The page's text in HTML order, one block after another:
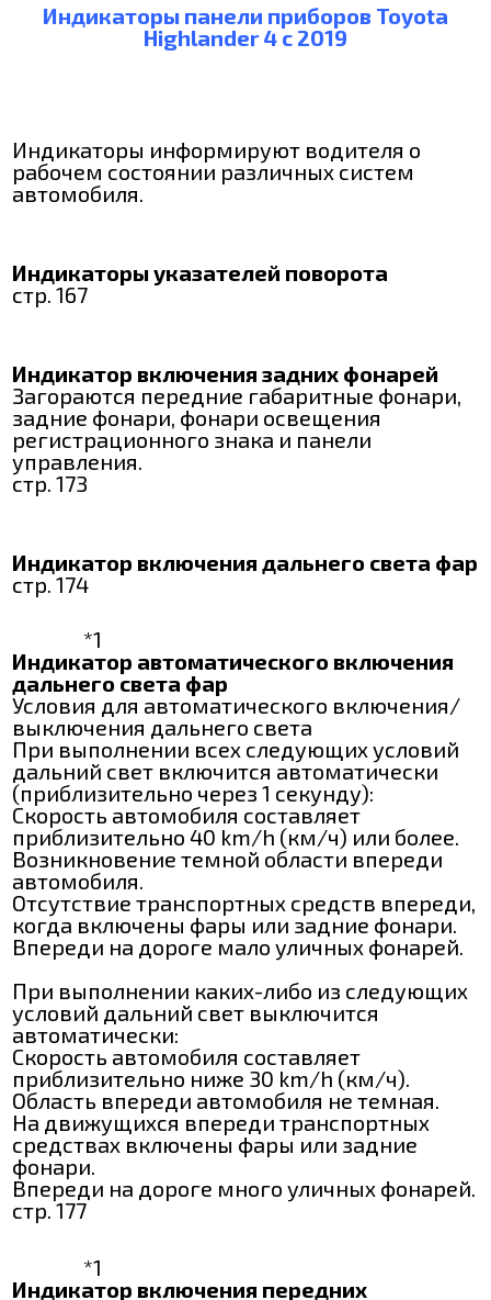
Индикаторы панели приборов Toyota
Highlander 4 с 2019
Индикаторы информируют водителя о
рабочем состоянии различных систем
автомобиля.
Индикаторы указателей поворота
стр. 167
Индикатор включения задних фонарей
Загораются передние габаритные фонари,
задние фонари, фонари освещения
регистрационного знака и панели
управления.
стр. 173
Индикатор включения дальнего света фар
стр. 174
*1
Индикатор автоматического включения
дальнего света фар
Условия для автоматического включения/
выключения дальнего света
При выполнении всех следующих условий
дальний свет включится автоматически
(приблизительно через 1 секунду):
Скорость автомобиля составляет
приблизительно 40 km/h (км/ч) или более.
Возникновение темной области впереди
автомобиля.
Отсутствие транспортных средств впереди,
когда включены фары или задние фонари.
Впереди на дороге мало уличных фонарей.
При выполнении каких-либо из следующих
условий дальний свет выключится
автоматически:
Скорость автомобиля составляет
приблизительно ниже 30 km/h (км/ч).
Область впереди автомобиля не темная.
На движущихся впереди транспортных
средствах включены фары или задние
фонари.
Впереди на дороге много уличных фонарей.
стр. 177
*1
Индикатор включения передних